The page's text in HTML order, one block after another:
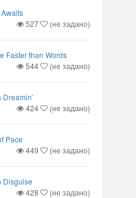
527 (не задано)
Faster than Words
544 (не задано)
Dreamin`
424 (не задано)
Pace
449 (не задано)
Disguise
428 (не задано)